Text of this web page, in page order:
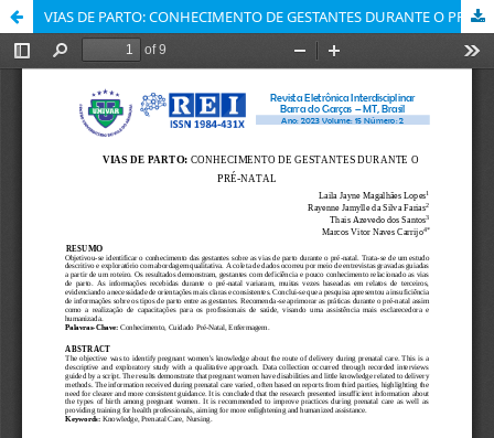
VIAS DE PARTO: CONHECIMENTO DE GESTANTES DURANTE O PRÉ-NATAL